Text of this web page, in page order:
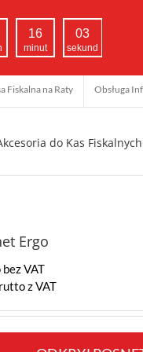
Fiskalna na Raty Obsługa
do Kas Fiskalnych
Ergo
VAT
z VAT
16
minut
02
sekund